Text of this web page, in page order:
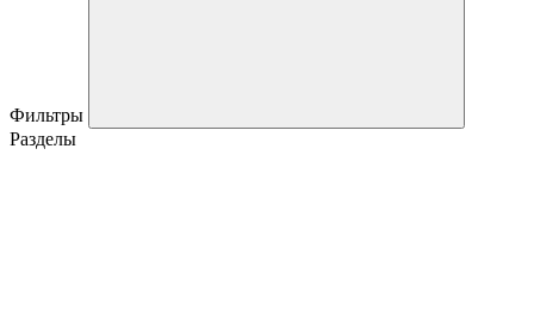
Фильтры
Разделы